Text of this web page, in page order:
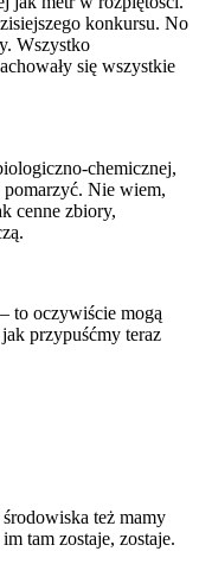
konkursu. No
Wszystko
się wszystkie
chemicznej,
Nie wiem,
cenne zbiory,
to oczywiście mogą
przypuśćmy teraz
też mamy
tam zostaje, zostaje.